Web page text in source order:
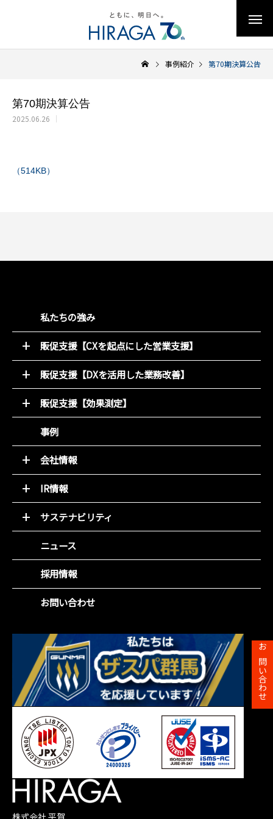
お問い合わせ
事例紹介 第70期決算公告
第70期決算公告
2025.06.26
（514KB）
私たちの強み
販促支援【CXを起点にした営業支援】
52週マーケティング
キャンペーン支援サービス
動画コンテンツ
デジタルチラシ 買適ミッケ!
商品ブランディング
PDM（顧客データ活用）
LINE集客サービス（＋LINKS）
販促支援【DXを活用した業務改善】
オンライン販促物制作支援システム
店別販促サポート
販促支援【効果測定】
商圏ポテンシャル分析
アンケート分析
売れるデザイン研究所
事例
会社情報
トップメッセージ
基本理念
会社概要
組織図
役員紹介
沿革
事業所一覧
IR情報
トップメッセージと決算解説
経営方針
IR資料室
財務ハイライト
IRカレンダー
株主総会
株主メモ
サステナビリティ
環境(E)
社会(S)
企業統治(G)
SDGsの取組み
ニュース
採用情報
お問い合わせ